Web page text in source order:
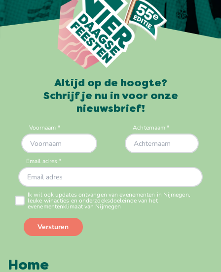
Altijd op de hoogte?
Schrijf je nu in voor onze
nieuwsbrief!
Home